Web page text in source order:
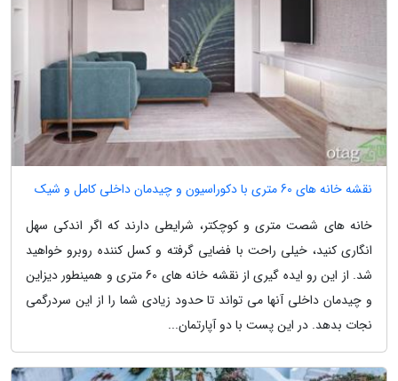
نقشه خانه های 60 متری با دکوراسیون و چیدمان داخلی کامل و شیک
خانه های شصت متری و کوچکتر، شرایطی دارند که اگر اندکی سهل
انگاری کنید، خیلی راحت با فضایی گرفته و کسل کننده روبرو خواهید
شد. از این رو ایده گیری از نقشه خانه های 60 متری و همینطور دیزاین
و چیدمان داخلی آنها می تواند تا حدود زیادی شما را از این سردرگمی
نجات بدهد. در این پست با دو آپارتمان...